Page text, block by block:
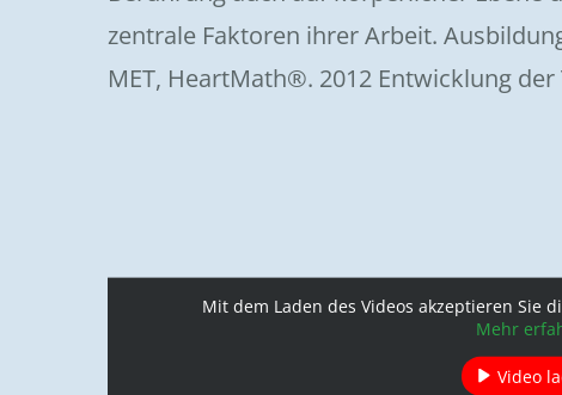
zentrale Faktoren ihrer Arbeit.
MET, HeartMath®. 2012 Entwicklung
Mit dem Laden des Videos akzeptieren Sie
Mehr
Video